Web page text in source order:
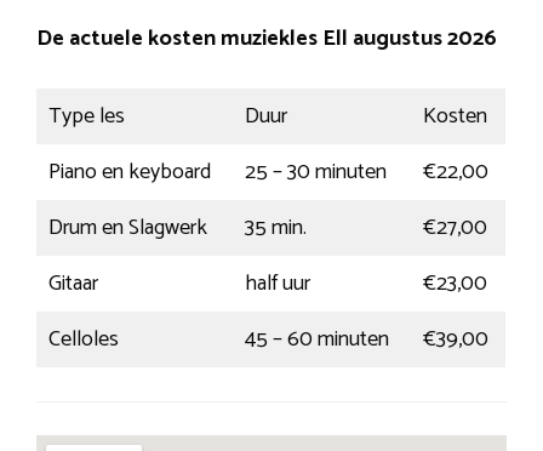
De actuele kosten muziekles Ell augustus 2026
Type les Duur
Kosten
Piano en keyboard
25 – 30 minuten
€22,00
Drum en Slagwerk
35 min.
€27,00
Gitaar
half uur
€23,00
Celloles
45 – 60 minuten €39,00